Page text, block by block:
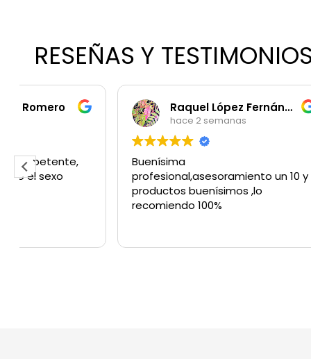
RESEÑAS Y
Raquel López Fernández
hace 2 semanas
Buenísima
profesional,asesoramiento un 10 y
productos buenísimos ,lo
todo al
todos
rápido y